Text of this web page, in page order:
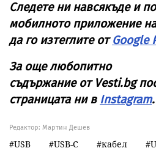
Следете ни навсякъде и
мобилното приложение
да го изтеглите от Google
За още любопитно
съдържание от Vesti.bg
страницата ни в Instagram.
Редактор: Мартин Дешев
USB USB-C кабел